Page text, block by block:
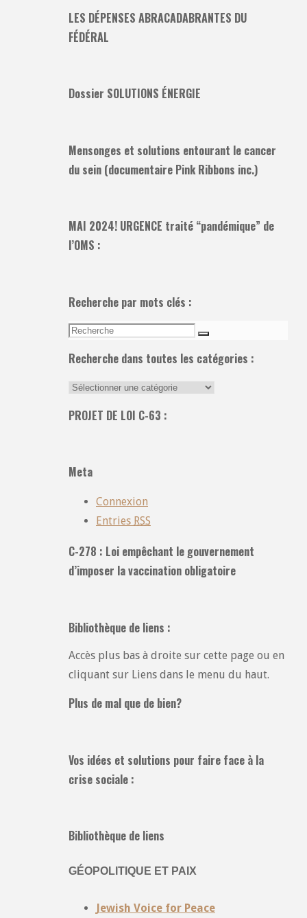
LES DÉPENSES ABRACADABRANTES DU
FÉDÉRAL
Dossier SOLUTIONS ÉNERGIE
Mensonges et solutions entourant le cancer
du sein (documentaire Pink Ribbons inc.)
MAI 2024! URGENCE traité “pandémique” de
l’OMS :
Recherche par mots clés :
Recherche
Recherche
Recherche dans toutes les catégories :
Recherche
toutes
PROJET DE LOI C-63 :
Meta
Connexion
Entries RSS
C-278 : Loi empêchant le gouvernement
d’imposer la vaccination obligatoire
Bibliothèque de liens :
Accès plus bas à droite sur cette page ou en
cliquant sur Liens dans le menu du haut.
Plus de mal que de bien?
Vos idées et solutions pour faire face à la
crise sociale :
Bibliothèque de liens
GÉOPOLITIQUE ET PAIX
Jewish Voice for Peace